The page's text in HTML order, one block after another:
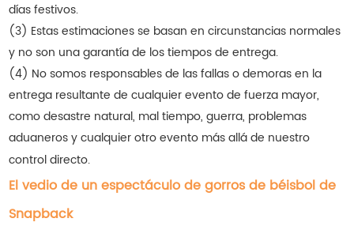
días festivos.
(3) Estas estimaciones se basan en circunstancias normales
y no son una garantía de los tiempos de entrega.
(4) No somos responsables de las fallas o demoras en la
entrega resultante de cualquier evento de fuerza mayor,
como desastre natural, mal tiempo, guerra, problemas
aduaneros y cualquier otro evento más allá de nuestro
control directo.
El vedio de un espectáculo de gorros de béisbol de
Snapback